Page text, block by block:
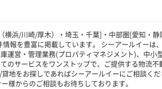
浜/川崎/厚木）・埼玉・千葉]・中部圏[愛知・
報を豊富に掲載しています。 シーアールイーは
運営・管理業務(プロパティマネジメント)、中小
のサービスをワンストップで、ご提供する物流
地をお探しであればシーアールイーにご相談く
様からのご相談もお待ちしております。